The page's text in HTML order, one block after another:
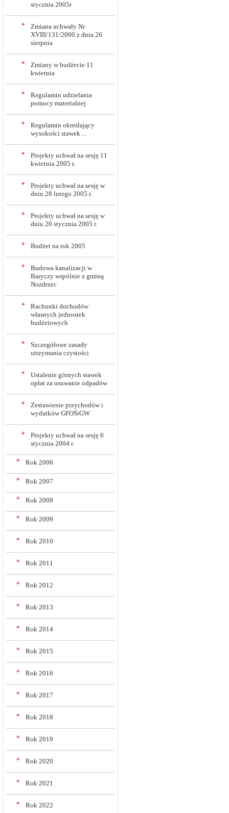
stycznia 2005r
Zmiana uchwały Nr
XVIII/131/2000 z dnia 26
sierpnia
Zmiany w budżecie 11
kwietnia
Regulamin udzielania
pomocy materialnej
Regulamin określający
wysokości stawek ...
Projekty uchwał na sesję 11
kwietnia 2005 r.
Projekty uchwał na sesję w
dniu 28 lutego 2005 r.
Projekty uchwał na sesję w
dniu 20 stycznia 2005 r.
Budżet na rok 2005
Budowa kanalizacji w
Baryczy wspólnie z gminą
Nozdrzec
Rachunki dochodów
własnych jednostek
budżetowych
Szczegółowe zasady
utrzymania czystości
Ustalenie górnych stawek
opłat za usuwanie odpadów
Zestawienie przychodów i
wydatków GFOŚiGW
Projekty uchwał na sesję 6
stycznia 2004 r.
Rok 2006
Rok 2007
Rok 2008
Rok 2009
Rok 2010
Rok 2011
Rok 2012
Rok 2013
Rok 2014
Rok 2015
Rok 2016
Rok 2017
Rok 2018
Rok 2019
Rok 2020
Rok 2021
Rok 2022